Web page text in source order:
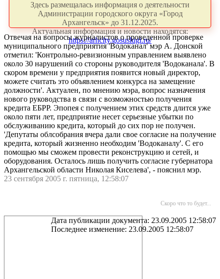
Здесь размещалась информация о деятельности
Администрации городского округа «Город
Архангельск» до 31.12.2025.
Актуальная информация и новости находятся:
https://arhcity.gosuslugi.ru/
Отвечая на вопросы журналистов о проведенной проверке
муниципального предприятия 'Водоканал' мэр А. Донской
отметил: 'Контрольно-ревизионным управлением выявлено
около 30 нарушений со стороны руководителя 'Водоканала'. В
скором времени у предприятия появится новый директор,
можете считать это объявлением конкурса на замещение
должности'. Актуален, по мнению мэра, вопрос назначения
нового руководства в связи с возможностью получения
кредита ЕБРР. Эпопея с получением этих средств длится уже
около пяти лет, предприятие несет серьезные убытки по
обслуживанию кредита, который до сих пор не получен.
'Депутаты облсобрания вчера дали свое согласие на получение
кредита, который жизненно необходим 'Водоканалу'. С его
помощью мы сможем провести реконструкцию и сетей, и
оборудования. Осталось лишь получить согласие губернатора
Архангельской области Николая Киселева', - пояснил мэр.
23 сентября 2005 г. пятница, 12:58:07
Скоро что то будет...
Дата публикации документа: 23.09.2005 12:58:07
Последнее изменение: 23.09.2005 12:58:07